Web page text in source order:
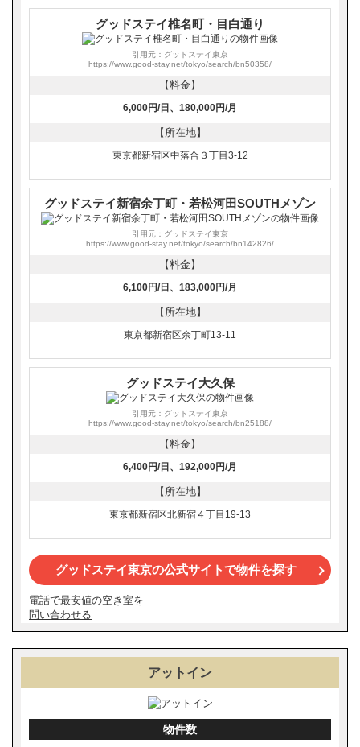
グッドステイ椎名町・目白通り
引用元：グッドステイ東京
https://www.good-stay.net/tokyo/search/bn50358/
【料金】
6,000円/日、180,000円/月
【所在地】
東京都新宿区中落合３丁目3-12
グッドステイ新宿余丁町・若松河田SOUTHメゾン
引用元：グッドステイ東京
https://www.good-stay.net/tokyo/search/bn142826/
【料金】
6,100円/日、183,000円/月
【所在地】
東京都新宿区余丁町13-11
グッドステイ大久保
引用元：グッドステイ東京
https://www.good-stay.net/tokyo/search/bn25188/
【料金】
6,400円/日、192,000円/月
【所在地】
東京都新宿区北新宿４丁目19-13
グッドステイ東京の公式サイトで物件を探す
電話で最安値の空き室を
問い合わせる
アットイン
物件数